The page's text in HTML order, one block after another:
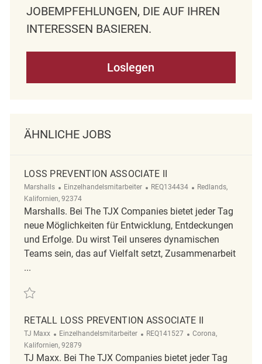
OBEMPFEHLUNGEN, DIE AUF IHREN I
NTERESSEN BASIEREN.
Loslegen
ÄHNLICHE JOBS
LOSS PREVENTION ASSOCIATE II
Marshalls Kategorie
Einzelhandelsmitarbeiter ReqId
REQ134434 Ort
Redlands,
Kalifornien, 92374
Marshalls. Bei The TJX Companies bietet jeder Tag
neue Möglichkeiten für Entwicklung, Entdeckungen
und Erfolge. Du wirst Teil unseres dynamischen
Teams sein, das auf Vielfalt setzt, Zusammenarbeit
...
Retten Loss Prevention Associate II REQ134434
RETALL LOSS PREVENTION ASSOCIATE II
TJ Maxx Kategorie
Einzelhandelsmitarbeiter ReqId
REQ141527 Ort
Corona,
Kalifornien, 92879
TJ Maxx. Bei The TJX Companies bietet jeder Tag